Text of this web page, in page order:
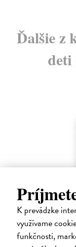
K prevádzke
využívame
funkčnosti,
Ďalšie z
deti
Záchranná